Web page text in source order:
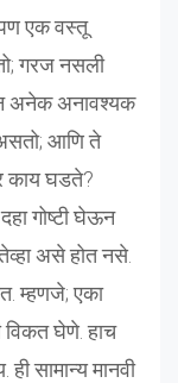
एक वस्तू
गरज नसली
अनेक अनावश्यक
असतो; आणि ते
काय घडते?
गोष्टी घेऊन
असे होत नसे.
म्हणजे; एका
विकत घेणे. हाच
सामान्य मानवी